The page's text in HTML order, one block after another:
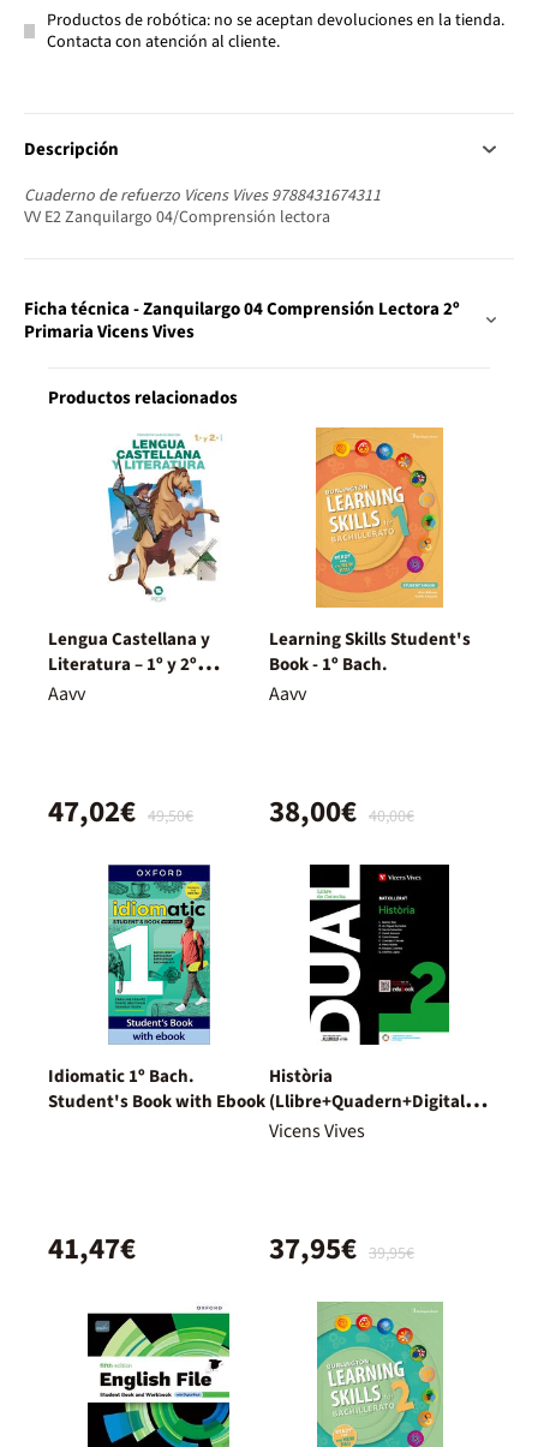
Productos de robótica: no se aceptan devoluciones en la tienda.
Contacta con atención al cliente.
Descripción
Cuaderno de refuerzo Vicens Vives 9788431674311
VV E2 Zanquilargo 04/Comprensión lectora
Ficha técnica - Zanquilargo 04 Comprensión Lectora 2º
Primaria Vicens Vives
Productos relacionados
Lengua Castellana y
Literatura – 1º y 2º
Bachillerato – Nuevo
Aavv
49,50€
47,02€
Learning Skills Student's
Book - 1º Bach.
Aavv
40,00€
38,00€
Idiomatic 1º Bach.
Student's Book with Ebook
41,47€
Història
(Llibre+Quadern+Digital)
Dual
Vicens Vives
39,95€
37,95€